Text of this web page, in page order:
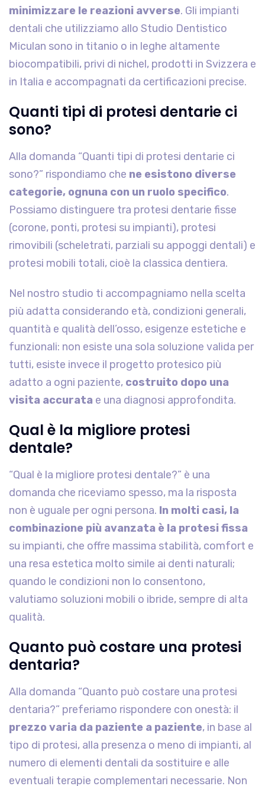
minimizzare le reazioni avverse. Gli impianti
dentali che utilizziamo allo Studio Dentistico
Miculan sono in titanio o in leghe altamente
biocompatibili, privi di nichel, prodotti in Svizzera e
in Italia e accompagnati da certificazioni precise.
Quanti tipi di protesi dentarie ci
sono?
Alla domanda “Quanti tipi di protesi dentarie ci
sono?” rispondiamo che ne esistono diverse
categorie, ognuna con un ruolo specifico.
Possiamo distinguere tra protesi dentarie fisse
(corone, ponti, protesi su impianti), protesi
rimovibili (scheletrati, parziali su appoggi dentali) e
protesi mobili totali, cioè la classica dentiera.
Nel nostro studio ti accompagniamo nella scelta
più adatta considerando età, condizioni generali,
quantità e qualità dell’osso, esigenze estetiche e
funzionali: non esiste una sola soluzione valida per
tutti, esiste invece il progetto protesico più
adatto a ogni paziente, costruito dopo una
visita accurata e una diagnosi approfondita.
Qual è la migliore protesi
dentale?
“Qual è la migliore protesi dentale?” è una
domanda che riceviamo spesso, ma la risposta
non è uguale per ogni persona. In molti casi, la
combinazione più avanzata è la protesi fissa
su impianti, che offre massima stabilità, comfort e
una resa estetica molto simile ai denti naturali;
quando le condizioni non lo consentono,
valutiamo soluzioni mobili o ibride, sempre di alta
qualità.
Quanto può costare una protesi
dentaria?
Alla domanda “Quanto può costare una protesi
dentaria?” preferiamo rispondere con onestà: il
prezzo varia da paziente a paziente, in base al
tipo di protesi, alla presenza o meno di impianti, al
numero di elementi dentali da sostituire e alle
eventuali terapie complementari necessarie. Non